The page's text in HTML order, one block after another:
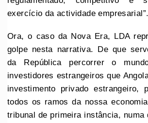
exercício da actividade empresarial”.
Ora, o caso da Nova Era, LDA
golpe nesta narrativa. De que
da República percorrer o
investidores estrangeiros que
investimento privado estrangeiro,
todos os ramos da nossa
tribunal de primeira instância, numa